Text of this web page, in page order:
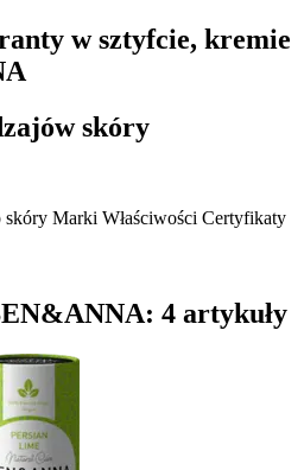
w sztyfcie, kremie
skóry
skóry Marki Właściwości Certyfikaty
4 artykuły